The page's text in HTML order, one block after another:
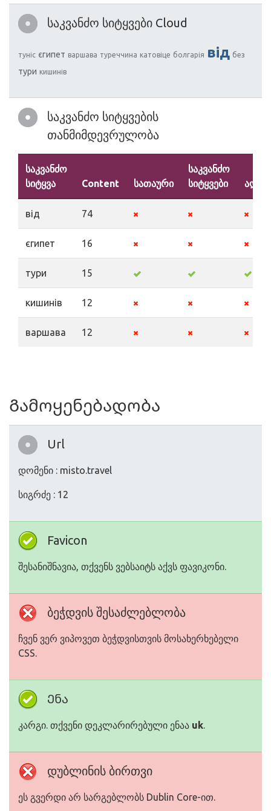
საკვანძო სიტყვები Cloud
туніс єгипет варшава туреччина катовіце болгарія від без
тури кишинів
საკვანძო სიტყვების
თანმიმდევრულობა
საკვანძო
სიტყვა
Content სათაური
საკვანძო
სიტყვები
від 74
єгипет 16
тури 15
кишинів 12
варшава 12
Გამოყენებადობა
Url
დომენი : misto.travel
სიგრძე : 12
Favicon
შესანიშნავია, თქვენს ვებსაიტს აქვს ფავიკონი.
ბეჭდვის შესაძლებლობა
ჩვენ ვერ ვიპოვეთ ბეჭდვისთვის მოსახერხებელი
CSS.
Ენა
კარგი. თქვენი დეკლარირებული ენაა uk.
დუბლინის ბირთვი
ეს გვერდი არ სარგებლობს Dublin Core-ით.